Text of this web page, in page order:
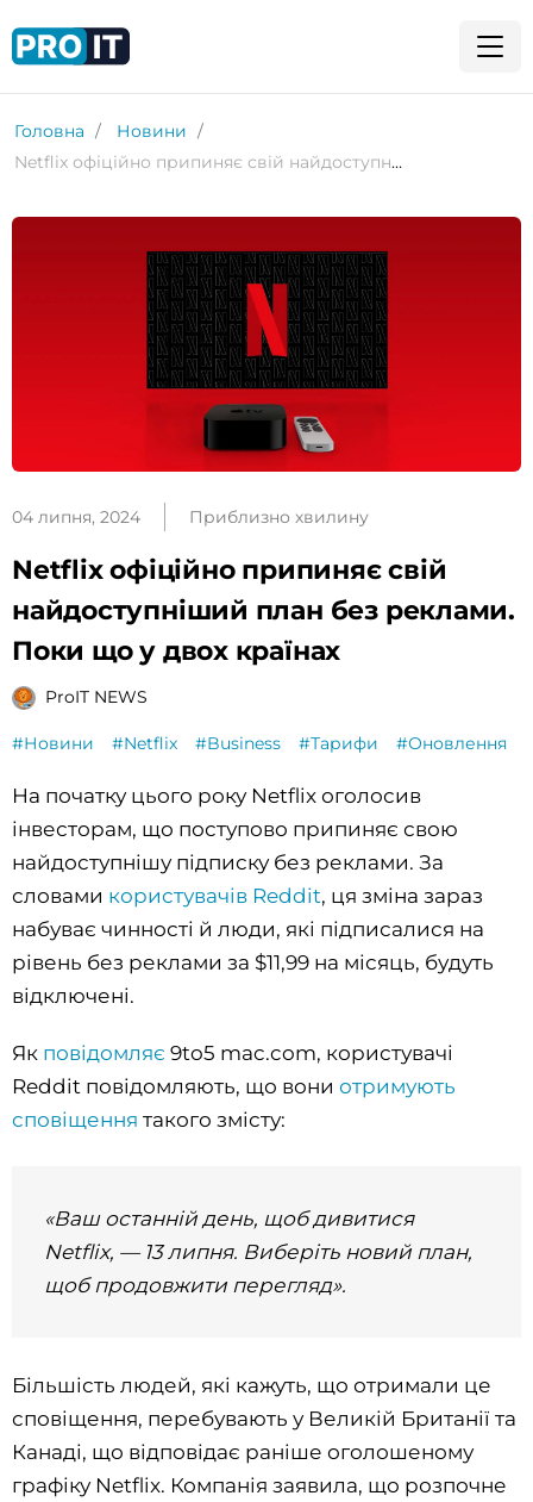
Головна
Новини
Netflix офіційно припиняє свій найдоступніший план без реклами. Поки що у двох країнах
04 липня, 2024 Приблизно хвилину
Netflix офіційно припиняє свій
найдоступніший план без реклами.
Поки що у двох країнах
ProIT NEWS
#Новини #Netflix #Business #Тарифи #Оновлення
На початку цього року Netflix оголосив
інвесторам, що поступово припиняє свою
найдоступнішу підписку без реклами. За
словами користувачів Reddit, ця зміна зараз
набуває чинності й люди, які підписалися на
рівень без реклами за $11,99 на місяць, будуть
відключені.
Як повідомляє 9to5 mac.com, користувачі
Reddit повідомляють, що вони отримують
сповіщення такого змісту:
«Ваш останній день, щоб дивитися
Netflix, — 13 липня. Виберіть новий план,
щоб продовжити перегляд».
Більшість людей, які кажуть, що отримали це
сповіщення, перебувають у Великій Британії та
Канаді, що відповідає раніше оголошеному
графіку Netflix. Компанія заявила, що розпочне